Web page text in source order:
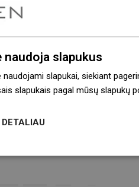
daugiau
laukia moderniame
pasirengusi išsiųsti!
naudoja slapukus
naudojami slapukai, siekiant
slapukais pagal mūsų slapukų